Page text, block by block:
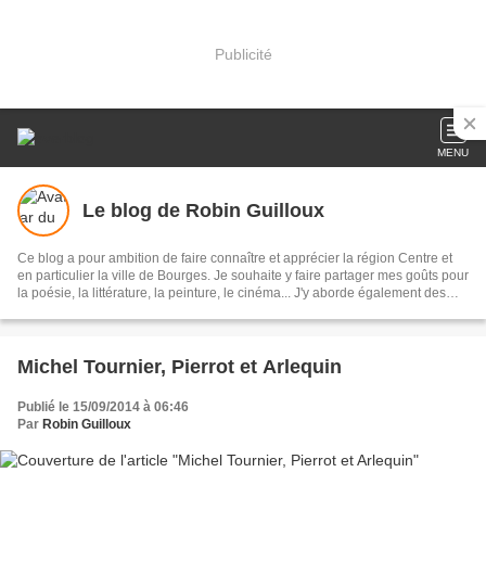
Publicité
MENU
Le blog de Robin Guilloux
Ce blog a pour ambition de faire connaître et apprécier la région Centre et
en particulier la ville de Bourges. Je souhaite y faire partager mes goûts pour
la poésie, la littérature, la peinture, le cinéma... J'y aborde également des
système scolaire (je suis enseignant), mais aussi la politique au sens large
Michel Tournier, Pierrot et Arlequin
Publié le 15/09/2014 à 06:46
Par Robin Guilloux